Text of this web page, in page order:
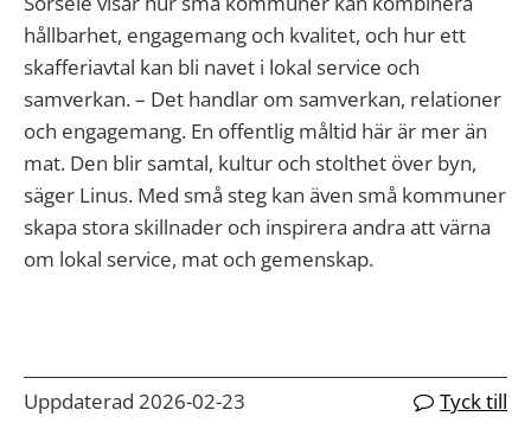
hållbarhet, engagemang och kvalitet, och hur ett
skafferiavtal kan bli navet i lokal service och
samverkan. – Det handlar om samverkan, relationer
och engagemang. En offentlig måltid här är mer än
mat. Den blir samtal, kultur och stolthet över byn,
säger Linus. Med små steg kan även små kommuner
skapa stora skillnader och inspirera andra att värna
om lokal service, mat och gemenskap.
Uppdaterad 2026-02-23 Tyck till